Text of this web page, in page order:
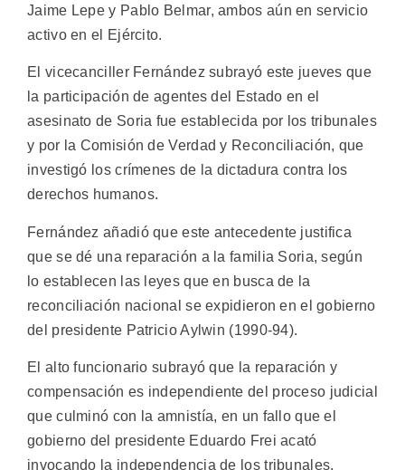
Jaime Lepe y Pablo Belmar, ambos aún en servicio
activo en el Ejército.
El vicecanciller Fernández subrayó este jueves que
la participación de agentes del Estado en el
asesinato de Soria fue establecida por los tribunales
y por la Comisión de Verdad y Reconciliación, que
investigó los crímenes de la dictadura contra los
derechos humanos.
Fernández añadió que este antecedente justifica
que se dé una reparación a la familia Soria, según
lo establecen las leyes que en busca de la
reconciliación nacional se expidieron en el gobierno
del presidente Patricio Aylwin (1990-94).
El alto funcionario subrayó que la reparación y
compensación es independiente del proceso judicial
que culminó con la amnistía, en un fallo que el
gobierno del presidente Eduardo Frei acató
invocando la independencia de los tribunales.